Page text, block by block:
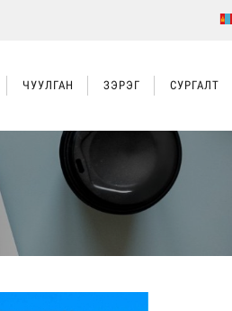
ЧУУЛГАН ЗЭРЭГ СУРГАЛТ